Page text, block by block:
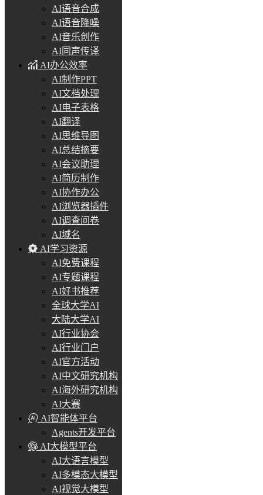
AI语音合成
AI语音降噪
AI音乐创作
AI同声传译
AI办公效率
AI制作PPT
AI文档处理
AI电子表格
AI翻译
AI思维导图
AI总结摘要
AI会议助理
AI简历制作
AI协作办公
AI浏览器插件
AI调查问卷
AI域名
AI学习资源
AI免费课程
AI专题课程
AI好书推荐
全球大学AI
大陆大学AI
AI行业协会
AI行业门户
AI官方活动
AI中文研究机构
AI海外研究机构
AI大赛
AI智能体平台
Agents开发平台
AI大模型平台
AI大语言模型
AI多模态大模型
AI视觉大模型